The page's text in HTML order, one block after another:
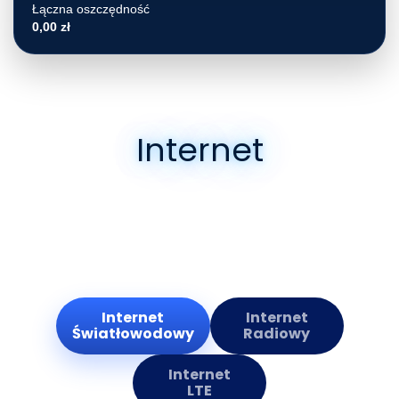
Łączna oszczędność
0,00 zł
Internet
Internet
Światłowodowy
Internet
Radiowy
Internet
LTE